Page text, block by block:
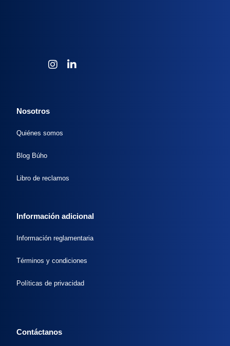
Nosotros
Quiénes somos
Blog Búho
Libro de reclamos
Información adicional
Información reglamentaria
Términos y condiciones
Políticas de privacidad
Contáctanos